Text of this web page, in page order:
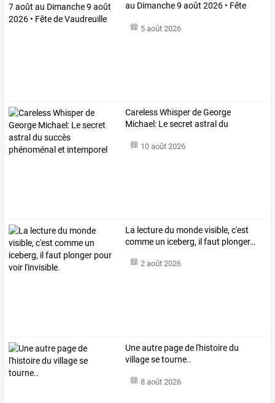
au Dimanche9 août 2026 • Fête
5 août 2026
CarelessWhisperdeGeorge
Michael: Lesecret astraldu
10 août 2026
La lecturedu mondevisible, c'est
comme un iceberg, il faut plonger…
2 août 2026
Une autre page de l'histoire du
village se tourne..
8 août 2026